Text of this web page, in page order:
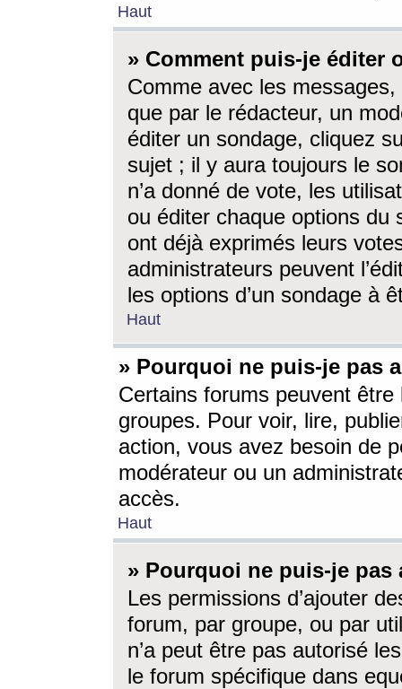
Haut
» Comment puis-je éditer
Comme avec les
que par le rédacteur, un
éditer un sondage, cliquez
sujet ; il y aura toujours le
n’a donné de vote, les
ou éditer chaque options du
ont déjà exprimés leurs
administrateurs peuvent
les options d’un sondage à
Haut
» Pourquoi ne puis-je pas
Certains forums peuvent être
groupes. Pour voir, lire,
action, vous avez besoin de
modérateur ou un
accès.
Haut
» Pourquoi ne puis-je
Les permissions d’ajouter
forum, par groupe, ou par
n’a peut être pas autorisé
le forum spécifique dans